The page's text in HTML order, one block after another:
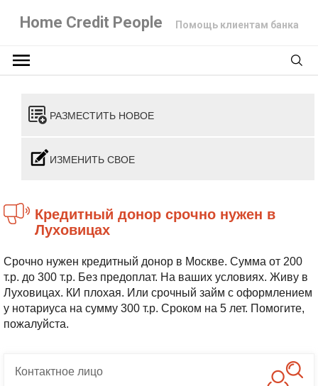
Home Credit People Помощь клиентам банка
РАЗМЕСТИТЬ НОВОЕ
ИЗМЕНИТЬ СВОЕ
Кредитный донор срочно нужен в
Луховицах
Срочно нужен кредитный донор в Москве. Сумма от 200
т.р. до 300 т.р. Без предоплат. На ваших условиях. Живу в
Луховицах. КИ плохая. Или срочный займ с оформлением
у нотариуса на сумму 300 т.р. Сроком на 5 лет. Помогите,
пожалуйста.
Контактноелицо